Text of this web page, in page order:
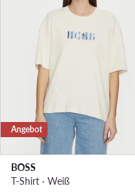
Angebot
BOSS
T-Shirt · Weiß